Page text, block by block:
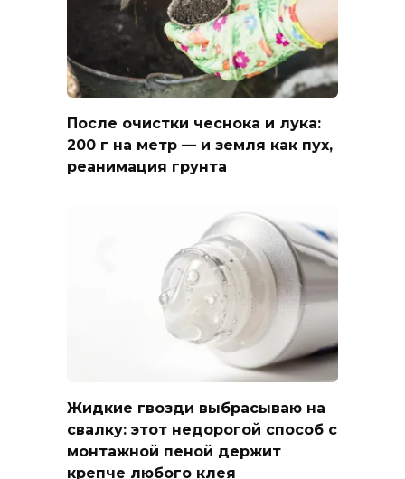
После очистки чеснока и лука:
200 г на метр — и земля как пух,
реанимация грунта
Жидкие гвозди выбрасываю на
свалку: этот недорогой способ с
монтажной пеной держит
крепче любого клея